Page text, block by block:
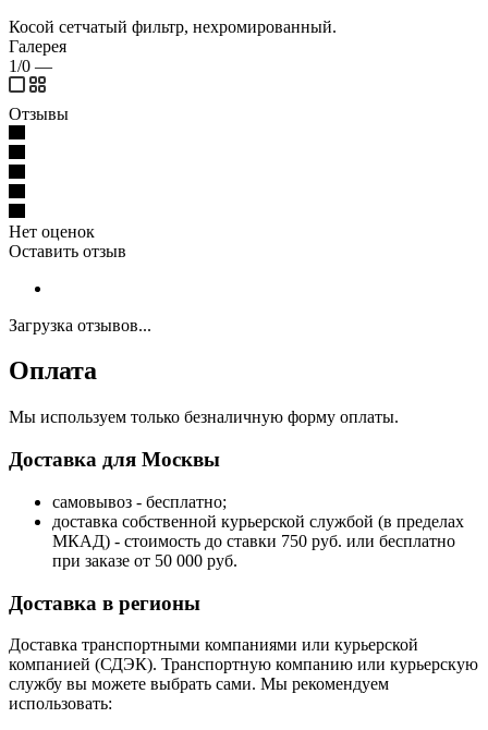
Косой сетчатый фильтр, нехромированный.
Галерея
1/0 —
Отзывы
Нет оценок
Оставить отзыв
Загрузка отзывов...
Оплата
Мы используем только безналичную форму оплаты.
Доставка для Москвы
самовывоз - бесплатно;
доставка собственной курьерской службой (в пределах
МКАД) - стоимость до ставки 750 руб. или бесплатно
при заказе от 50 000 руб.
Доставка в регионы
Доставка транспортными компаниями или курьерской
компанией (СДЭК). Транспортную компанию или курьерскую
службу вы можете выбрать сами. Мы рекомендуем
использовать: